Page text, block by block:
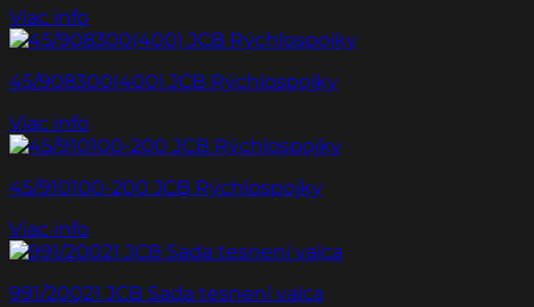
Viac info
45/908300(400) JCB Rýchlospojky
Viac info
45/910100-200 JCB Rýchlospojky
Viac info
991/20021 JCB Sada tesnení valca